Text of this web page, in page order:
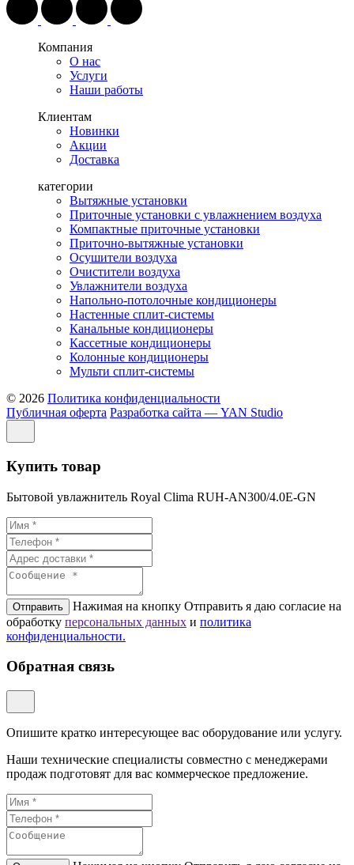
Компания
О нас
Услуги
Наши работы
Клиентам
Новинки
Акции
Доставка
категории
Вытяжные установки
Приточные установки с увлажнением воздуха
Компактные приточные установки
Приточно-вытяжные установки
Осушители воздуха
Очистители воздуха
Увлажнители воздуха
Напольно-потолочные кондиционеры
Настенные сплит-системы
Канальные кондиционеры
Кассетные кондиционеры
Колонные кондиционеры
Мульти сплит-системы
© 2026 Политика конфиденциальности
Публичная оферта Разработка сайта — YAN Studio
Купить товар
Бытовой увлажнитель Royal Clima RUH-AN300/4.0E-GN
Отправить
Нажимая на кнопку Отправить я даю согласие на
обработку персональных данных и политикa
конфиденциальности.
Обратная связь
Опишите кратко интересующее вас оборудование или услугу.
Наши технические специалисты совместно с менеджерами
продаж подготовят для вас коммерческое предложение.